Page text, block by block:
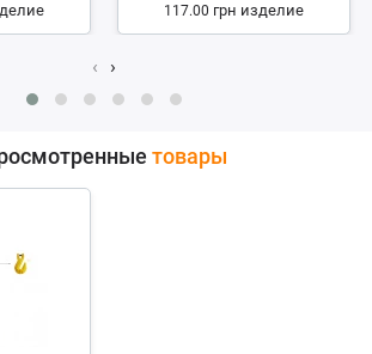
117.00 грн изделие
‹ ›
товары